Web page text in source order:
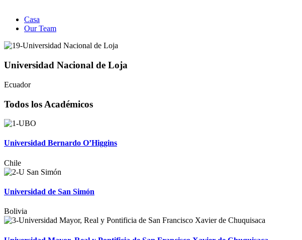
Casa
Our Team
Universidad Nacional de Loja
Ecuador
Todos los Académicos
Universidad Bernardo O’Higgins
Chile
Universidad de San Simón
Bolivia